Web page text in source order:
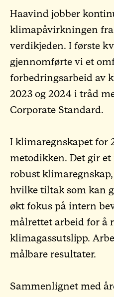
Haavind jobber
klimapåvirkningen
verdikjeden. I første
gjennomførte vi et
forbedringsarbeid av
2023 og 2024 i tråd
Corporate Standard.
I klimaregnskapet for
metodikken. Det gir
robust
hvilke tiltak som kan
økt fokus på intern
målrettet arbeid for å
klimagassutslipp.
målbare resultater.
Sammenlignet med